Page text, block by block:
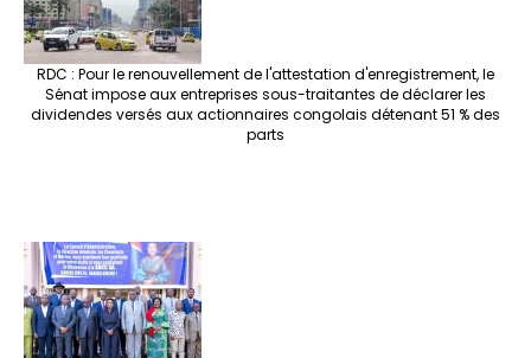
RDC : Pour le renouvellement de l'attestation d'enregistrement, le
Sénat impose aux entreprises sous-traitantes de déclarer les
dividendes versés aux actionnaires congolais détenant 51 % des
parts